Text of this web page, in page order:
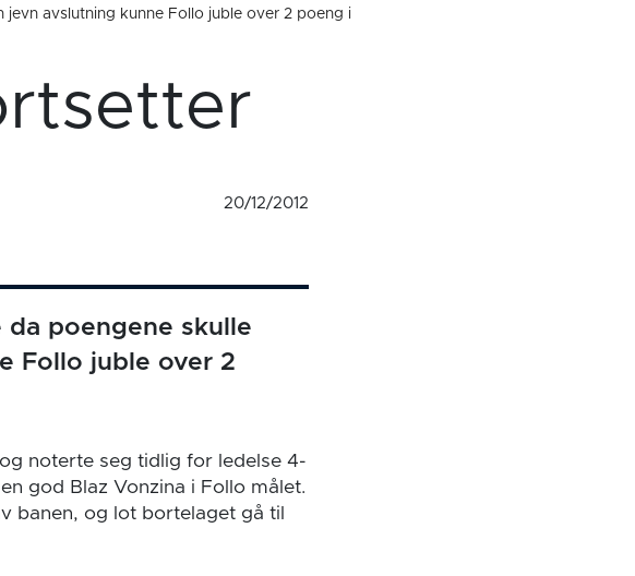
avslutning kunne Follo juble over 2 poeng i
20/12/2012
da poengene skulle
Follo juble over 2
noterte seg tidlig for ledelse 4-
god Blaz Vonzina i Follo målet.
banen, og lot bortelaget gå til